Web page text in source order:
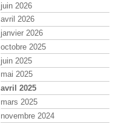
juin 2026
avril 2026
janvier 2026
octobre 2025
juin 2025
mai 2025
avril 2025
mars 2025
novembre 2024